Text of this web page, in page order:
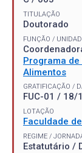
TITULAÇÃO
Doutorado
FUNÇÃO /
Programa
Alimentos
GRATIFICAÇÃO /
FUC-01 / 18/
LOTAÇÃO
Faculdade
REGIME /
Estatutário /